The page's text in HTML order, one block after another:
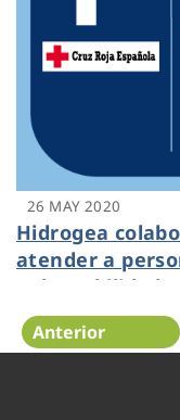
26 MAY 2020
Hidrogea
atender a
vulnerabilidad
Anterior